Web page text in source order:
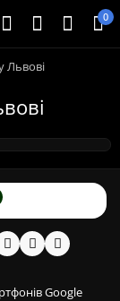
0
Львові
Google